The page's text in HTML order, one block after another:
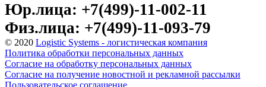
Юр.лица: +7(499)-11-002-11
Физ.лица: +7(499)-11-093-79
© 2020 Logistic Systems - логистическая компания
Политика обработки персональных данных
Согласие на обработку персональных данных
Согласие на получение новостной и рекламной рассылки
Пользовательское соглашение